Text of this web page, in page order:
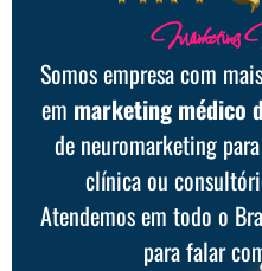
Marketing
Somos empresa com
em marketing médico
de neuromarketing
clínica ou
Atendemos em todo o
para falar